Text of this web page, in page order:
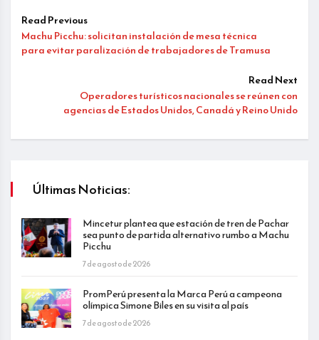
Read Previous
Machu Picchu: solicitan instalación de mesa técnica
para evitar paralización de trabajadores de Tramusa
Read Next
Operadores turísticos nacionales se reúnen con
agencias de Estados Unidos, Canadá y Reino Unido
Últimas Noticias:
Mincetur plantea que estación de tren de Pachar
sea punto de partida alternativo rumbo a Machu
Picchu
7 de agosto de 2026
PromPerú presenta la Marca Perú a campeona
olímpica Simone Biles en su visita al país
7 de agosto de 2026